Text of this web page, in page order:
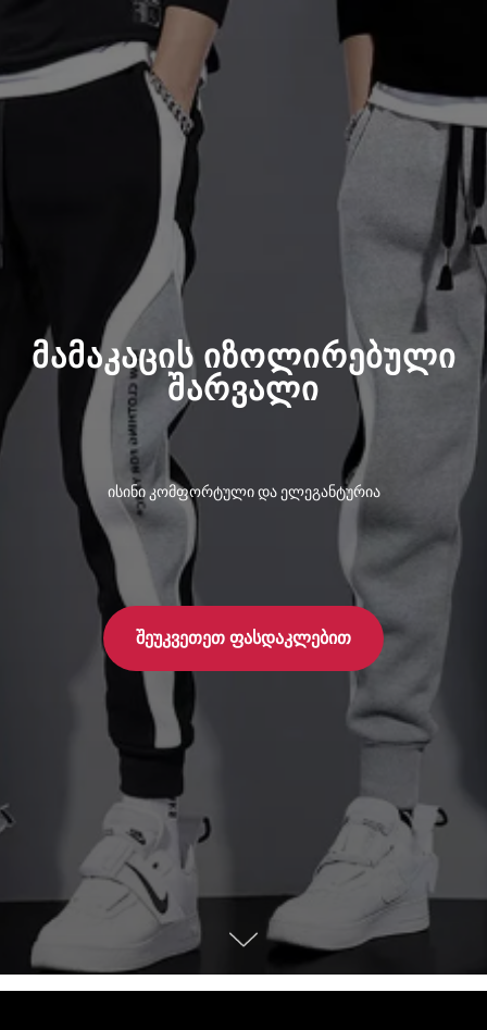
მამაკაცის იზოლირებული
შარვალი
ისინი კომფორტული და ელეგანტურია
შეუკვეთეთ ფასდაკლებით